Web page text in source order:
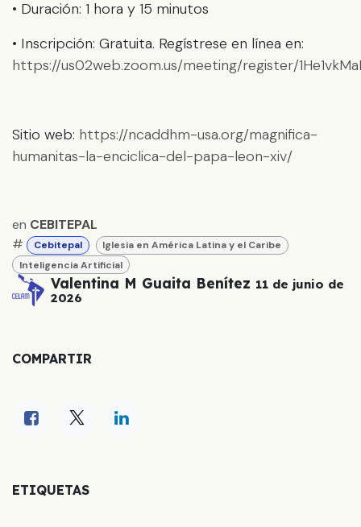
• Duración: 1 hora y 15 minutos
• Inscripción: Gratuita. Regístrese en línea en:
https://us02web.zoom.us/meeting/register/
Sitio web: https://ncaddhm-usa.org/magnifica-
humanitas-la-enciclica-del-papa-leon-xiv/
en CEBITEPAL
#
Cebitepal
Iglesia en América Latina y el Caribe
Inteligencia Artificial
Valentina M Guaita Benítez 11 de junio de
2026
COMPARTIR
ETIQUETAS